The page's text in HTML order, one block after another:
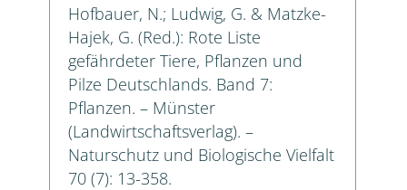
Hofbauer, N.; Ludwig, G. & Matzke-
Hajek, G. (Red.): Rote Liste
gefährdeter Tiere, Pflanzen und
Pilze Deutschlands. Band 7:
Pflanzen. – Münster
(Landwirtschaftsverlag). –
Naturschutz und Biologische Vielfalt
70 (7): 13-358.